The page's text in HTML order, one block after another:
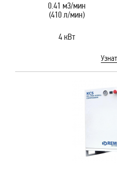
0.41 м3/мин
(410 л/мин)
4 кВт